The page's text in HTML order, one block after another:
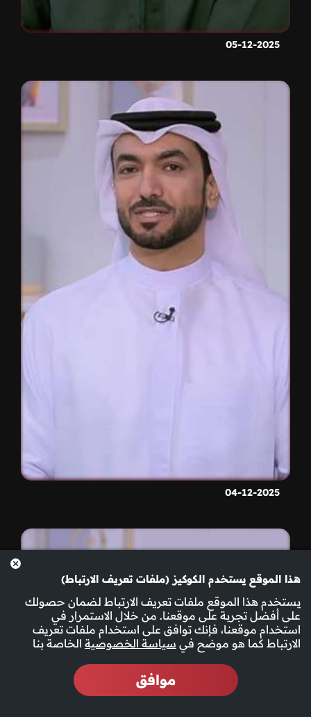
05-12-2025
04-12-2025
هذا الموقع يستخدم الكوكيز (ملفات تعريف الارتباط)
يستخدم هذا الموقع ملفات تعريف الارتباط لضمان حصولك
على أفضل تجربة على موقعنا. من خلال الاستمرار في
استخدام موقعنا، فإنك توافق على استخدام ملفات تعريف
الارتباط كما هو موضح في سياسة الخصوصية الخاصة بنا
موافق